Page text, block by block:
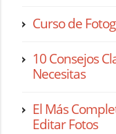
Curso de
10 Consejos
Necesitas
El Más
Editar Fotos